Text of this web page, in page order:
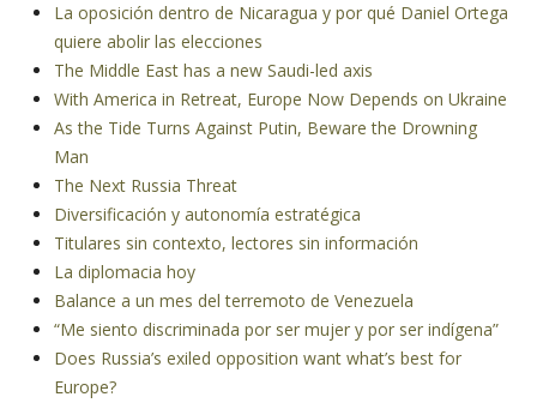
La oposición dentro de Nicaragua y por qué Daniel Ortega
quiere abolir las elecciones
The Middle East has a new Saudi-led axis
With America in Retreat, Europe Now Depends on Ukraine
As the Tide Turns Against Putin, Beware the Drowning
Man
The Next Russia Threat
Diversificación y autonomía estratégica
Titulares sin contexto, lectores sin información
La diplomacia hoy
Balance a un mes del terremoto de Venezuela
“Me siento discriminada por ser mujer y por ser indígena”
Does Russia’s exiled opposition want what’s best for
Europe?